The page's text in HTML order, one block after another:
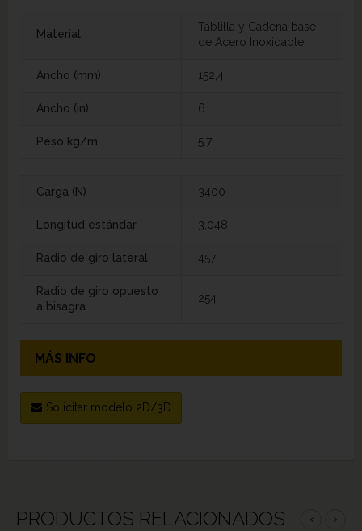
Material
Tablilla y Cadena base
de Acero Inoxidable
Ancho (mm) 152,4
Ancho (in) 6
Peso kg/m 5,7
Carga (N) 3400
Longitud estándar 3,048
Radio de giro lateral 457
Radio de giro opuesto
a bisagra
254
MÁS INFO
Solicitar modelo 2D/3D
PRODUCTOS RELACIONADOS ‹ ›